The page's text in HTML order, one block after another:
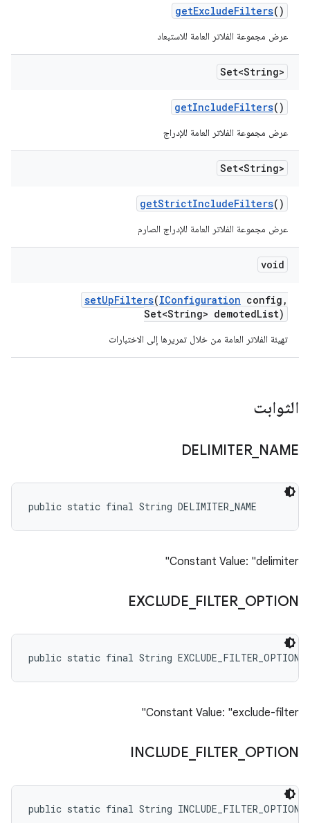
getExcludeFilters()
عرض مجموعة الفلاتر العامة للاستبعاد
Set<String>
getIncludeFilters()
عرض مجموعة الفلاتر العامة للإدراج
Set<String>
getStrictIncludeFilters()
عرض مجموعة الفلاتر العامة للإدراج الصارم
void
setUpFilters(IConfiguration config ,
Set<String> demotedList)
تهيئة الفلاتر العامة من خلال تمريرها إلى الاختبارات
الثوابت
DELIMITER_ NAME
public static final String DELIMITER_NAME
Constant Value: "delimiter"
EXCLUDE FILTER_ OPTION
public static final String EXCLUDE_FILTER_OPTION
Constant Value: "exclude-filter"
INCLUDE FILTER_ OPTION
public static final String INCLUDE_FILTER_OPTION